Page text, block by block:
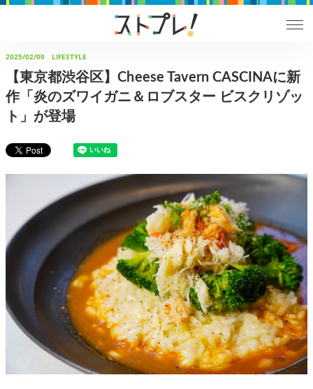
2025/02/09 LIFESTYLE
【東京都渋谷区】Cheese Tavern CASCINAに新
作「炎のズワイガニ＆ロブスター ビスクリゾッ
ト」が登場